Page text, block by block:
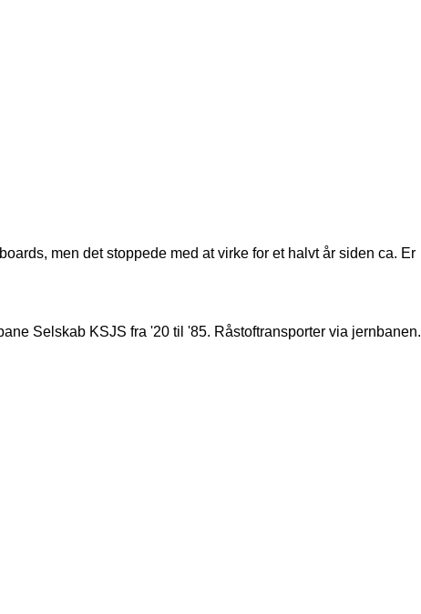
men det stoppede med at virke for et halvt år siden ca. Er
Selskab KSJS fra '20 til '85. Råstoftransporter via jernbanen.